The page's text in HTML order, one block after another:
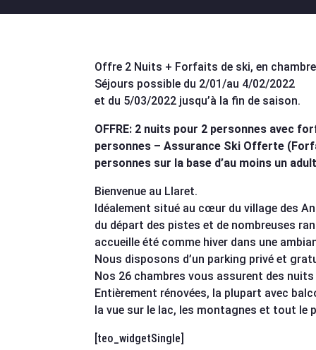
Offre 2 Nuits + Forfaits de ski, en
Séjours possible du 2/01/au 4/02/2022
et du 5/03/2022 jusqu’à la fin de saison.
OFFRE: 2 nuits pour 2 personnes avec
personnes – Assurance Ski Offerte
personnes sur la base d’au moins un
Bienvenue au Llaret.
Idéalement situé au cœur du village des
du départ des pistes et de nombreuses
accueille été comme hiver dans une
Nous disposons d’un parking privé et
Nos 26 chambres vous assurent des
Entièrement rénovées, la plupart avec
la vue sur le lac, les montagnes et tout le
[teo_widgetSingle]